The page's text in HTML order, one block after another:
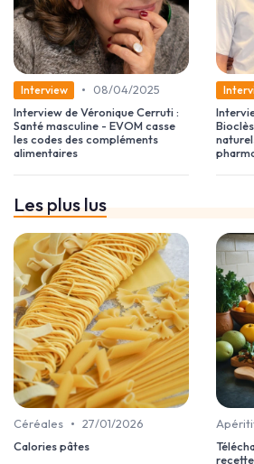
Interview •
08/04/2025
Interview de Véronique Cerruti :
Santé masculine - EVOM casse
les codes des compléments
alimentaires
Les plus lus
Céréales • 27/01/2026
Calories pâtes